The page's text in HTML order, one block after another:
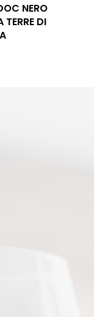
NERO
TERRE DI